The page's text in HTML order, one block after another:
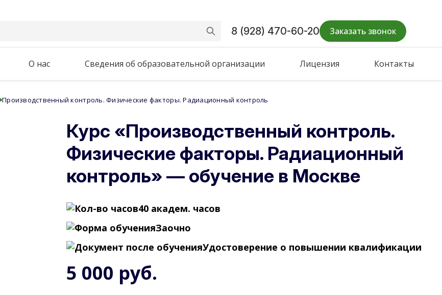
8 (928) 470-60-20 Заказать звонок
О нас Сведения об образовательной организации Лицензия Контакты
Производственный контроль. Физические факторы. Радиационный контроль
Курс «Производственный контроль.
Физические факторы. Радиационный
контроль» — обучение в Москве
40 академ. часов
Заочно
Удостоверение о повышении квалификации
5 000 руб.